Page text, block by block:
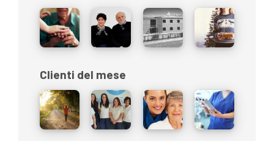
Clienti del mese